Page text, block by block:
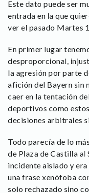
Este dato puede ser
entrada en la que
ver el pasado Martes
En primer lugar
desproporcional,
la agresión por parte
afición del Bayern sin
caer en la tentación
deportivos como
decisiones arbitrales
Todo parecía de lo
de Plaza de Castilla
incidente aislado y
una frase xenófoba
solo rechazado sino